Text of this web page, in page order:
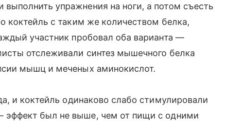
упражнения на ноги, а потом съесть
коктейль с таким же количеством белка,
участник пробовал оба варианта —
отслеживали синтез мышечного белка
мышц и меченых аминокислот.
и коктейль одинаково слабо стимулировали
был не выше, чем от пищи с одними